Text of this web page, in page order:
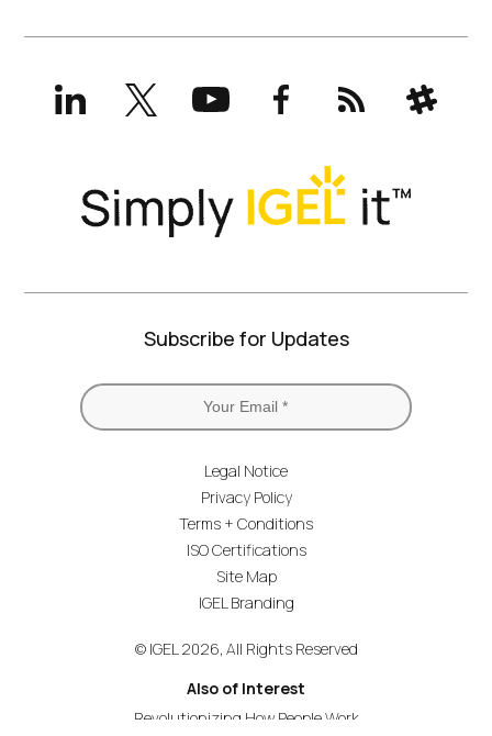
LinkedInX
(formerly
Twitter)
YouTubeFacebookRSS Slack
Subscribe for Updates
Legal Notice
Privacy Policy
Terms + Conditions
ISO Certifications
Site Map
IGEL Branding
© IGEL 2026, All Rights Reserved
Also of Interest
Revolutionizing How People Work